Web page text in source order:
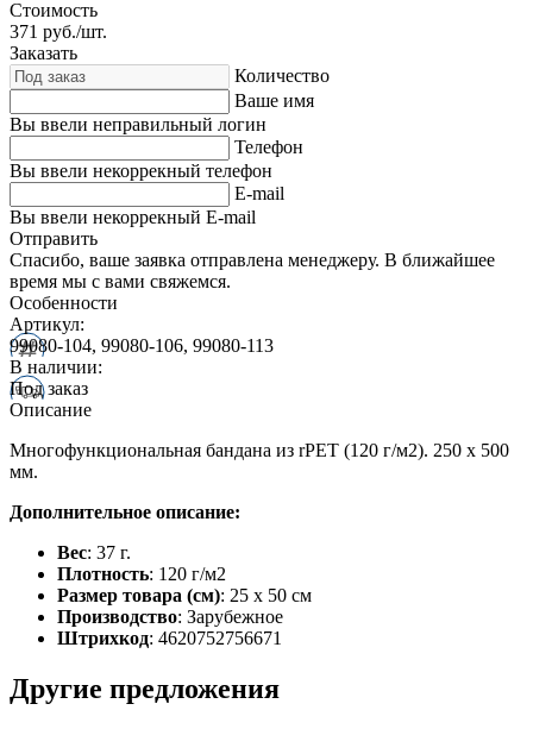
Стоимость
371 руб./шт.
Заказать
Количество
Ваше имя
Вы ввели неправильный логин
Телефон
Вы ввели некоррекный телефон
E-mail
Вы ввели некоррекный E-mail
Отправить
Спасибо, ваше заявка отправлена менеджеру. В ближайшее
время мы с вами свяжемся.
Особенности
Артикул:
99080-104, 99080-106, 99080-113
В наличии:
Под заказ
Описание
Многофункциональная бандана из rPET (120 г/м2). 250 x 500
мм.
Дополнительное описание:
Вес: 37 г.
Плотность: 120 г/м2
Размер товара (см): 25 x 50 см
Производство: Зарубежное
Штрихкод: 4620752756671
Другие предложения